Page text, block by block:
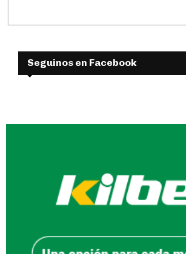
Seguinos en Facebook